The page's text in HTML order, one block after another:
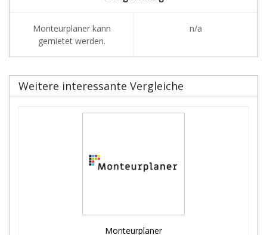
Monteurplaner kann
gemietet werden.
n/a
Weitere interessante Vergleiche
Monteurplaner